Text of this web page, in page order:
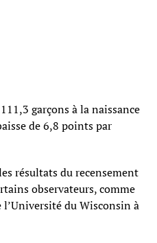
garçons à la naissance
de 6,8 points par
résultats du recensement
observateurs, comme
du Wisconsin à